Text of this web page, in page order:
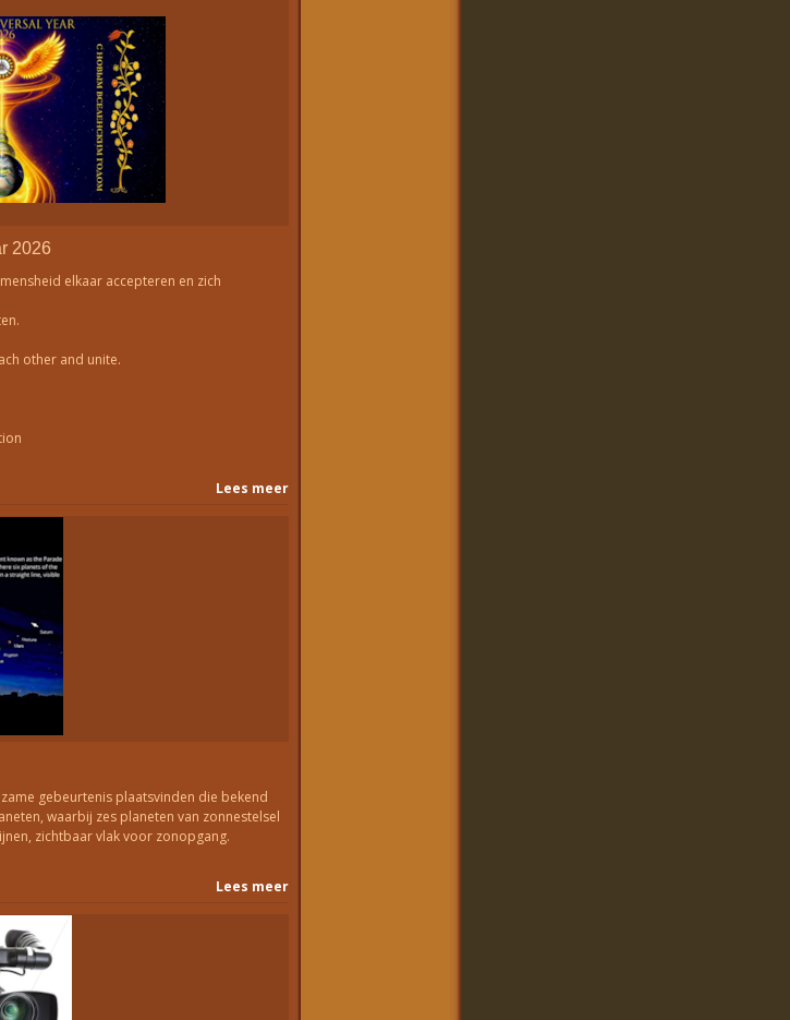
2026
elkaar accepteren en zich
other and unite.
Lees meer
gebeurtenis plaatsvinden die bekend
waarbij zes planeten van zonnestelsel
zichtbaar vlak voor zonopgang.
Lees meer